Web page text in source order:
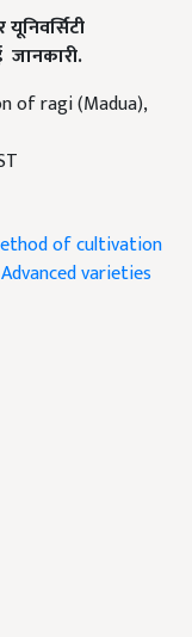
जानकारी.
of ragi (Madua),
of cultivation
Advanced varieties